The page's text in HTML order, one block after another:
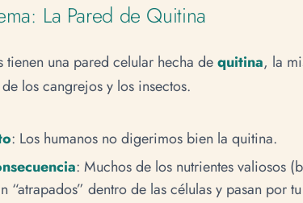
La Pared de Quitina
tienen una pared celular hecha dequitina, la
los cangrejos y los insectos.
: Los humanos no digerimos bien la quitina.
: Muchos de los nutrientes valiosos
“atrapados” dentro de las células y pasan por